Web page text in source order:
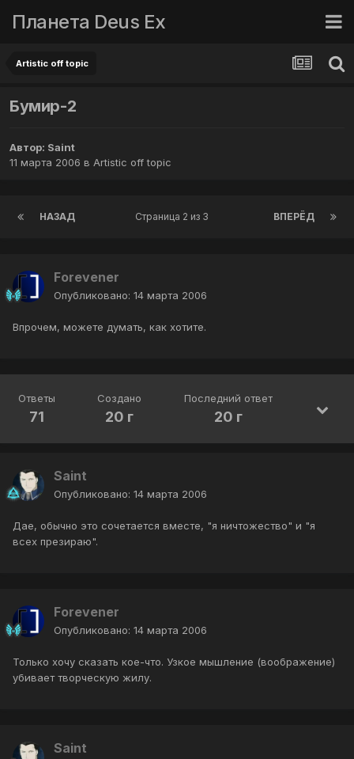
Планета Deus Ex
Artistic off topic
Бумир-2
Автор: Saint
11 марта 2006 в Artistic off topic
НАЗАД ВПЕРЁД
Страница 2 из 3
Forevener
Опубликовано: 14 марта 2006
Впрочем, можете думать, как хотите.
Ответы
71
Создано
20 г
Последний ответ
20 г
Saint
Опубликовано: 14 марта 2006
Дае, обычно это сочетается вместе, "я ничтожество" и "я
всех презираю".
Forevener
Опубликовано: 14 марта 2006
Только хочу сказать кое-что. Узкое мышление (воображение)
убивает творческую жилу.
Saint